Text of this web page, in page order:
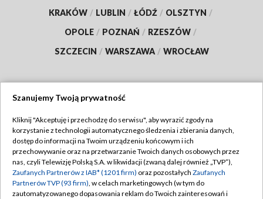
KRAKÓW / LUBLIN / ŁÓDŹ / OLSZTYN /
OPOLE / POZNAŃ / RZESZÓW /
SZCZECIN / WARSZAWA / WROCŁAW
TVP
Abonament TVP
Emisja w TVP
Centrum informacji TVP
Regulamin TVP
Polityka prywatności
Moje zgody
Szanujemy Twoją prywatność
Kliknij "Akceptuję i przechodzę do serwisu", aby wyrazić zgody na
korzystanie z technologii automatycznego śledzenia i zbierania danych,
dostęp do informacji na Twoim urządzeniu końcowym i ich
przechowywanie oraz na przetwarzanie Twoich danych osobowych przez
nas, czyli Telewizję Polską S.A. w likwidacji (zwaną dalej również „TVP”),
Zaufanych Partnerów z IAB* (1201 firm) oraz pozostałych Zaufanych
Partnerów TVP (93 firm), w celach marketingowych (w tym do
zautomatyzowanego dopasowania reklam do Twoich zainteresowań i